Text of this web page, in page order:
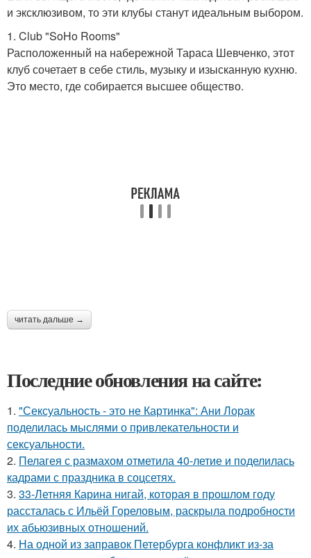
и эксклюзивом, то эти клубы станут идеальным выбором.
1. Club "SoHo Rooms"
Расположенный на набережной Тараса Шевченко, этот
клуб сочетает в себе стиль, музыку и изысканную кухню.
Это место, где собирается высшее общество.
читать дальше →
Последние обновления на сайте:
1. "Сексуальность - это не Картинка": Ани Лорак
поделилась мыслями о привлекательности и
сексуальности.
2. Пелагея с размахом отметила 40-летие и поделилась
кадрами с праздника в соцсетях.
3. 33-Летняя Карина нигай, которая в прошлом году
рассталась с Ильёй Гореловым, раскрыла подробности
их абьюзивных отношений.
4. На одной из заправок Петербурга конфликт из-за